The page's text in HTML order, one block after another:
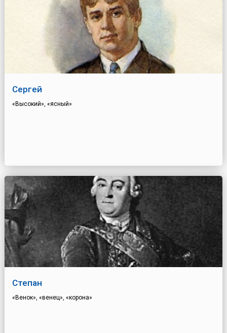
Сергей
«Высокий», «ясный»
Степан
«Венок», «венец», «корона»